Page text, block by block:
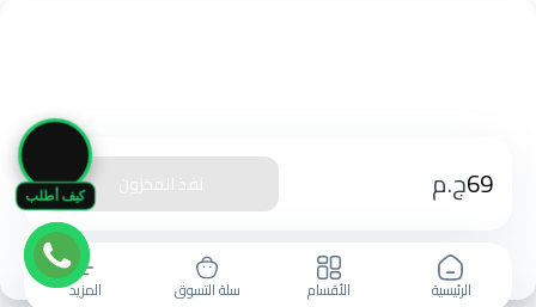
كيف أطلب 69ج.م نفذ المخزون
الرئيسية الأقسام سلة التسوق المزيد